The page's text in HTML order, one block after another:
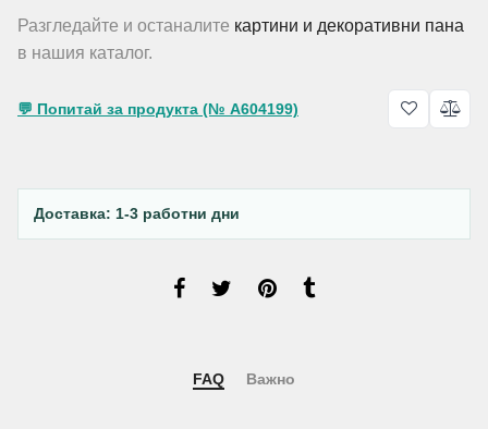
Разгледайте и останалите картини и декоративни пана
в нашия каталог.
💬 Попитай за продукта (№ A604199)
Доставка: 1-3 работни дни
FAQ Важно